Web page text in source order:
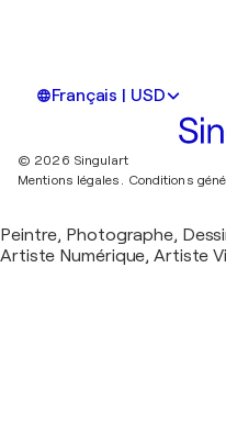
Français | USD
© 2026 Singulart
Mentions légales. Conditions
Peintre, Photographe,
Artiste Numérique, Artiste